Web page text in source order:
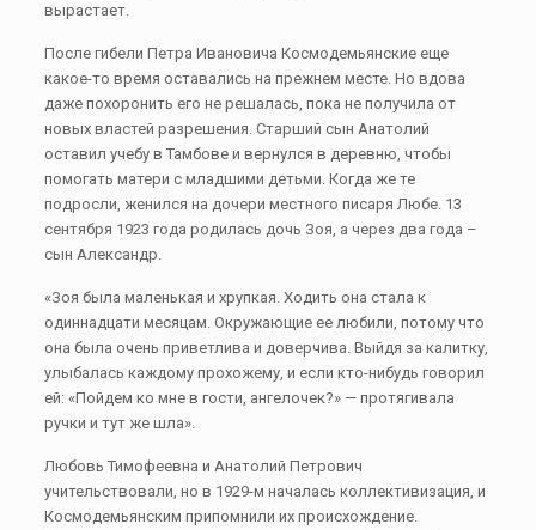
вырастает.
После гибели Петра Ивановича Космодемьянские еще
какое-то время оставались на прежнем месте. Но вдова
даже похоронить его не решалась, пока не получила от
новых властей разрешения. Старший сын Анатолий
оставил учебу в Тамбове и вернулся в деревню, чтобы
помогать матери с младшими детьми. Когда же те
подросли, женился на дочери местного писаря Любе. 13
сентября 1923 года родилась дочь Зоя, а через два года –
сын Александр.
«Зоя была маленькая и хрупкая. Ходить она стала к
одиннадцати месяцам. Окружающие ее любили, потому что
она была очень приветлива и доверчива. Выйдя за калитку,
улыбалась каждому прохожему, и если кто-нибудь говорил
ей: «Пойдем ко мне в гости, ангелочек?» — протягивала
ручки и тут же шла».
Любовь Тимофеевна и Анатолий Петрович
учительствовали, но в 1929-м началась коллективизация, и
Космодемьянским припомнили их происхождение.